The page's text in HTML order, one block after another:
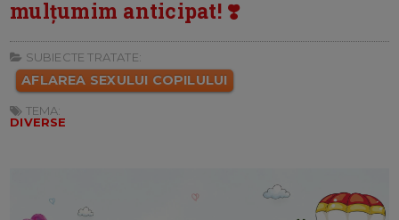
mulțumim anticipat! ❣️
SUBIECTE TRATATE:
AFLAREA SEXULUI COPILULUI
TEMA:
DIVERSE